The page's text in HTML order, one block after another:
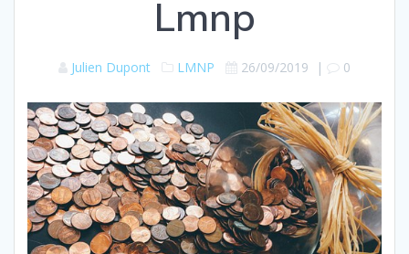
Lmnp
Julien Dupont LMNP 26/09/2019 | 0